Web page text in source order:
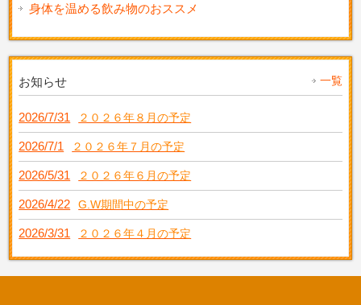
身体を温める飲み物のおススメ
お知らせ 一覧
2026/7/31 ２０２６年８月の予定
2026/7/1 ２０２６年７月の予定
2026/5/31 ２０２６年６月の予定
2026/4/22 G.W期間中の予定
2026/3/31 ２０２６年４月の予定